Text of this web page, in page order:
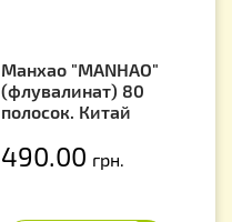
Манхао "MANHAO"
(флувалинат) 80
полосок. Китай
490.00 грн.